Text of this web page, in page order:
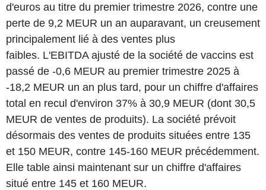
d'euros au titre du premier trimestre 2026, contre une
perte de 9,2 MEUR un an auparavant, un creusement
principalement lié à des ventes plus
faibles. L'EBITDA ajusté de la société de vaccins est
passé de -0,6 MEUR au premier trimestre 2025 à
-18,2 MEUR un an plus tard, pour un chiffre d'affaires
total en recul d'environ 37% à 30,9 MEUR (dont 30,5
MEUR de ventes de produits). La société prévoit
désormais des ventes de produits situées entre 135
et 150 MEUR, contre 145-160 MEUR précédemment.
Elle table ainsi maintenant sur un chiffre d'affaires
situé entre 145 et 160 MEUR.